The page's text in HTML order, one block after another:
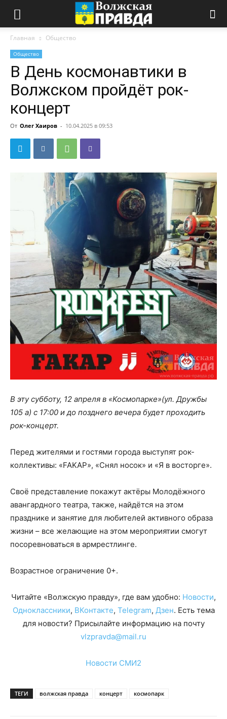
Главная Общество
Общество
В День космонавтики в
Волжском пройдёт рок-
концерт
От Олег Хаиров - 10.04.2025 в 09:53
В эту субботу, 12 апреля в «Космопарке»(ул. Дружбы
105 а) с 17:00 и до позднего вечера будет проходить
рок-концерт.
Перед жителями и гостями города выступят рок-
коллективы: «FAKAP», «Снял носок» и «Я в восторге».
Своё представление покажут актёры Молодёжного
авангардного театра, также, найдётся на этом
празднике и занятие для любителей активного образа
жизни – все желающие на этом мероприятии смогут
посоревноваться в армрестлинге.
Возрастное ограничение 0+.
Читайте «Волжскую правду», где вам удобно: Новости,
Одноклассники, ВКонтакте, Telegram, Дзен. Есть тема
для новости? Присылайте информацию на почту
vlzpravda@mail.ru
Новости СМИ2
ТЕГИ волжская правда концерт космопарк